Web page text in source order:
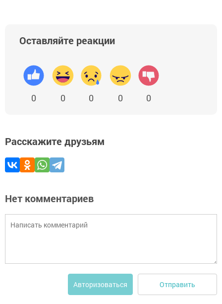
Оставляйте реакции
0 0 0 0 0
Расскажите друзьям
Нет комментариев
Авторизоваться Отправить